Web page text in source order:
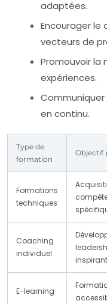
adaptées.
Encourager
vecteurs de
Promouvoir la
expériences.
Communiquer
en continu.
Type de
formation
Objectif
Formations
techniques
Coaching
individuel
inspirant
E-learning